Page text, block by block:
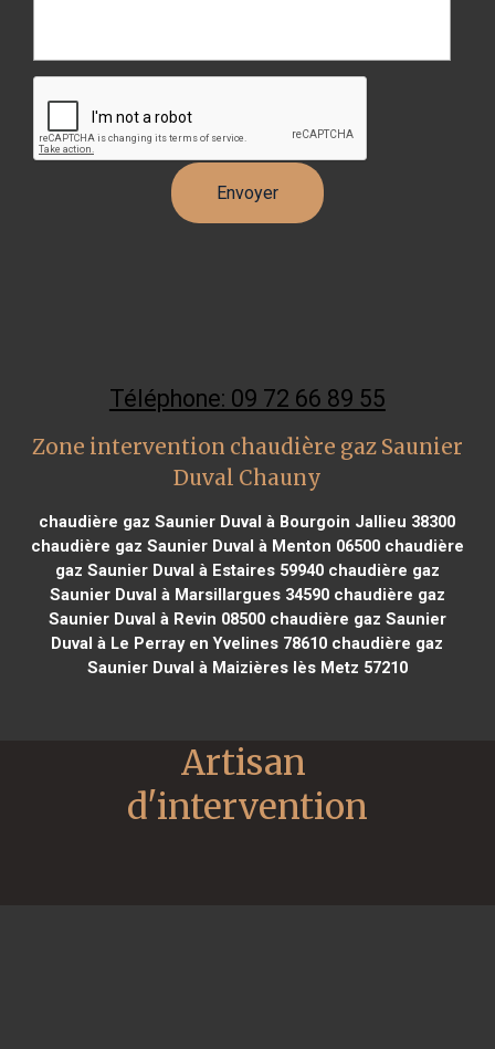
Téléphone: 09 72 66 89 55
Zone intervention chaudière gaz Saunier
Duval Chauny
chaudière gaz Saunier Duval à Bourgoin Jallieu 38300
chaudière gaz Saunier Duval à Menton 06500chaudière
gaz Saunier Duval à Estaires 59940chaudière gaz
Saunier Duval à Marsillargues 34590chaudière gaz
Saunier Duval à Revin 08500chaudière gaz Saunier
Duval à Le Perray en Yvelines 78610 chaudière gaz
Saunier Duval à Maizières lès Metz 57210
Artisan
d'intervention